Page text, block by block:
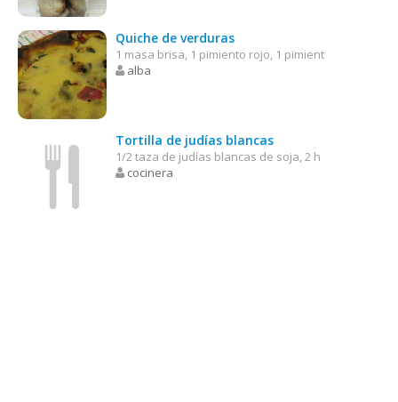
Quiche de verduras
1 masa brisa, 1 pimiento rojo, 1 pimient
alba
Tortilla de judías blancas
1/2 taza de judías blancas de soja, 2 h
cocinera